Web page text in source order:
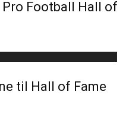
Football Hall of
til Hall of Fame